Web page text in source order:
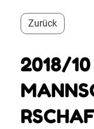
Zurück
2018/10